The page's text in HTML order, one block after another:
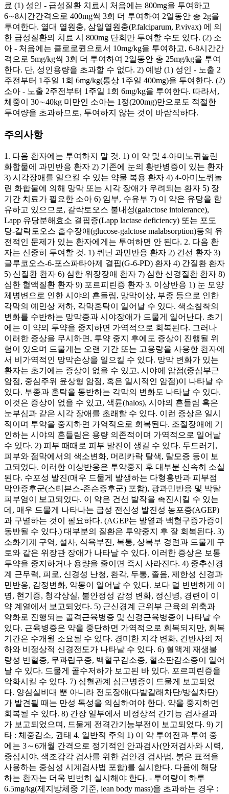
료 (1) 성인 - 급성질환 치료시 처음에는 800mg을 투여하고
6∼8시간간격으로 400mg씩 3회 더 투여하여 2일동안 총 2g을
투여한다. 열대 열원충, 삼일열원충(P.falciparum, P.vivax) 에 의
한 급성질환의 치료 시 800mg 단회만 투여할 수도 있다. (2) 소
아 - 처음에는 클로로퀸으로서 10mg/kg을 투여하고, 6-8시간간
격으로 5mg/kg씩 3회 더 투여하여 2일동안 총 25mg/kg을 투여
한다. 단, 성인용량을 초과할 수 없다. 2) 예방 (1) 성인 - 노출 2
주전부터 1주일 1회 6mg/kg(통상 1주일 400mg)을 투여한다. (2)
소아 - 노출 2주전부터 1주일 1회 6mg/kg을 투여한다. 따라서,
체중이 30∼40kg 미만인 소아는 1정(200mg)만으로도 적절한
투여량을 초과하므로, 투여하지 않는 것이 바람직하다.
주의사항
1. 다음 환자에는 투여하지 말 것. 1) 이 약 및 4-아미노퀴놀린
화합물에 과민반응 환자 2) 기존에 눈의 황반병증이 있는 환자
3) 시각장애를 일으킬 수 있는 약물 복용 환자 4) 4-아미노퀴놀
린 화합물에 의해 망막 또는 시각 장애가 우려되는 환자 5) 장
기간 치료가 필요한 소아 6) 임부, 수유부 7) 이 약은 유당을 함
유하고 있으므로, 갈락토오스 불내성(galactose intolerance),
Lapp 유당분해효소 결핍증(Lapp lactase deficiency) 또는 포도
당-갈락토오스 흡수장애(glucose-galctose malabsorption)등의 유
전적인 문제가 있는 환자에게는 투여하면 안 된다. 2. 다음 환
자는 신중히 투여할 것. 1) 퀴닌 과민반응 환자 2) 건선 환자 3)
글루코오스-6-포스파타아제 결핍(G-6-PD) 환자 4) 간질환 환자
5) 신질환 환자 6) 심한 위장장애 환자 7) 심한 신경질환 환자 8)
심한 혈액질환 환자 9) 포르피린증 환자 3. 이상반응 1) 눈 모양
체병변으로 인한 시야의 흔들림, 망막이상, 부종 등으로 인한
각막의 예민상 저하, 각막혼탁이 일어날 수 있다. 색소침착의
변화를 수반하는 망막증과 시야장애가 드물게 일어난다. 초기
에는 이 약의 투약을 중지하면 가역적으로 회복된다. 그러나
이러한 증상을 무시하면, 투약 중지 후에도 증상이 진행될 위
험이 있으며 드물게는 오랜 기간 또는 고용량을 사용한 환자에
서 비가역적인 망막손상을 일으킬 수 있다. 망막 변화가 있는
환자는 초기에는 증상이 없을 수 있고, 시야에 암점(중심부근
암점, 중심주위 윤상형 암점, 혹은 일시적인 암점)이 나타날 수
있다. 부종과 혼탁을 동반하는 각막의 변화도 나타날 수 있다.
이것은 증상이 없을 수 있고, 색륜(halos), 시야의 흔들림 혹은
눈부심과 같은 시각 장애를 초래할 수 있다. 이런 증상은 일시
적이며 투약을 중지하면 가역적으로 회복된다. 조절장애에 기
인하는 시야의 흔들림은 용량 의존적이며 가역적으로 일어날
수 있다. 2) 피부 때때로 피부 발진이 생길 수 있다. 두드러기,
피부와 점막에서의 색소변화, 머리카락 탈색, 탈모증 등이 보
고되었다. 이러한 이상반응은 투약중지 후 대부분 신속히 소실
된다. 수포성 발진(매우 드물게 발생하는 다형홍반과 피부점
막안증후군(스티븐스-존슨증후군) 포함), 광과민반응 및 박탈
피부염이 보고되었다. 이 약은 건선 발작을 촉진시킬 수 있는
데, 매우 드물게 나타나는 급성 전신성 발진성 농포증(AGEP)
과 구별하는 것이 필요하다. (AGEP는 발열과 백혈구증가증이
동반될 수 있다.) 대부분의 질환은 투약중지 후 잘 회복된다. 3)
소화기계 구역, 설사, 식욕부진, 복통, 상복부 경련과 드물게 구
토와 같은 위장관 장애가 나타날 수 있다. 이러한 증상은 보통
투약을 중지하거나 용량을 줄이면 즉시 사라진다. 4) 중추신경
계 근무력, 피로, 신경성 난청, 환각, 두통, 졸음, 제한성 신경과
민반응, 감정변화, 악몽이 일어날 수 있다. 보다 덜 빈번하게 이
명, 현기증, 청각상실, 불안정성 감정 변화, 정신병, 경련이 이
약 계열에서 보고되었다. 5) 근신경계 근위부 근육의 위축과
약화로 진행되는 골격근육병증 및 신경근육병증이 나타날 수
있다. 근육병증은 약을 중단하면 가역적으로 회복되지만, 회복
기간은 수개월 소요될 수 있다. 경미한 지각 변화, 건반사의 저
하와 비정상적 신경전도가 나타날 수 있다. 6) 혈액계 재생불
량성 빈혈증, 무과립구증, 백혈구감소증, 혈소판감소증이 일어
날 수 있다. 드물게 골수저하가 보고된 바 있다. 포르피린증을
악화시킬 수 있다. 7) 심혈관계 심근병증이 드물게 보고되었
다. 양심실비대 뿐 아니라 전도장애(다발갈래차단/방실차단)
가 발견될 때는 만성 독성을 의심하여야 한다. 약을 중지하면
회복될 수 있다. 8) 간장 일부에서 비정상적 간기능 검사결과
가 보고되었으며, 드물게 전격간기능부전이 보고되었다. 9) 기
타 : 체중감소, 권태 4. 일반적 주의 1) 이 약 투여전과 투여 중
에는 3～6개월 간격으로 정기적인 안과검사(안저검사와 시력,
중심시야, 색조감각 검사를 위한 검안경 검사법, 붉은 표적을
사용하는 중심성 시계검사법 포함)를 실시한다. 다음에 해당
하는 환자는 더욱 빈번히 실시해야 한다. - 투여량이 하루
6.5mg/kg(제지방체중 기준, lean body mass)을 초과하는 경우 :